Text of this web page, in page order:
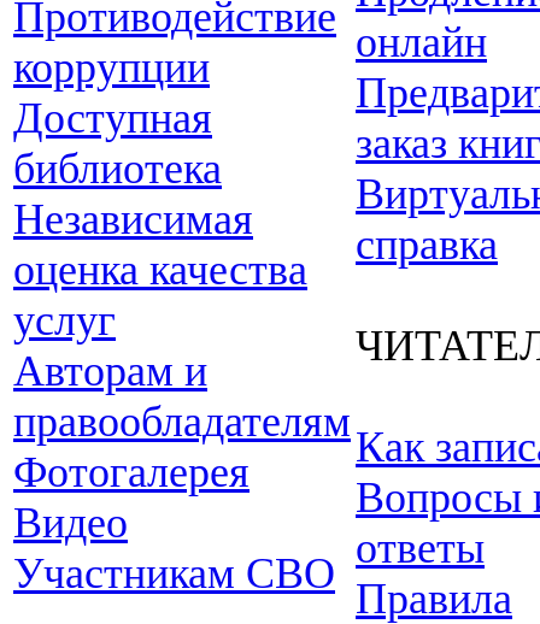
Противодействие
коррупции
Доступная
библиотека
Независимая
оценка качества
услуг
Авторам и
правообладателям
Фотогалерея
Видео
Участникам СВО
онлайн
заказ
справка
Как
Вопросы
ответы
Правила